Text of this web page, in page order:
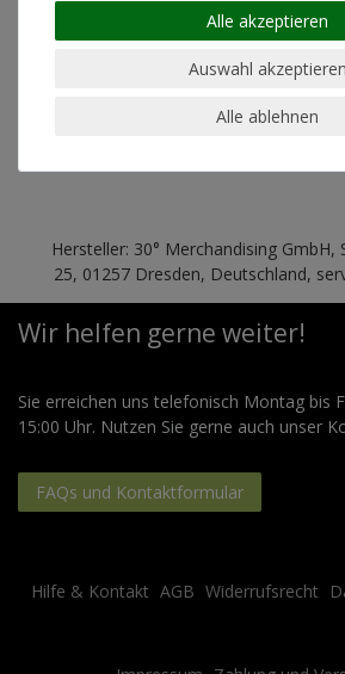
Künstlerinformationen
Materialzusammensetzung
Hersteller: 30° Merchandising GmbH,
25, 01257 Dresden, Deutschland,
Wir helfen gerne weiter!
Sie erreichen uns telefonisch Montag bis
15:00 Uhr. Nutzen Sie gerne auch unser
FAQs und Kontaktformular
Hilfe & Kontakt AGB Widerrufsrecht
Alle akzeptieren
Auswahl akzeptieren
Alle ablehnen